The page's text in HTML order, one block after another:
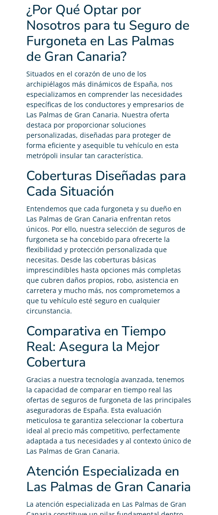
¿Por Qué Optar por
Nosotros para tu Seguro de
Furgoneta en Las Palmas
de Gran Canaria?
Situados en el corazón de uno de los
archipiélagos más dinámicos de España, nos
especializamos en comprender las necesidades
específicas de los conductores y empresarios de
Las Palmas de Gran Canaria. Nuestra oferta
destaca por proporcionar soluciones
personalizadas, diseñadas para proteger de
forma eficiente y asequible tu vehículo en esta
metrópoli insular tan característica.
Coberturas Diseñadas para
Cada Situación
Entendemos que cada furgoneta y su dueño en
Las Palmas de Gran Canaria enfrentan retos
únicos. Por ello, nuestra selección de seguros de
furgoneta se ha concebido para ofrecerte la
flexibilidad y protección personalizada que
necesitas. Desde las coberturas básicas
imprescindibles hasta opciones más completas
que cubren daños propios, robo, asistencia en
carretera y mucho más, nos comprometemos a
que tu vehículo esté seguro en cualquier
circunstancia.
Comparativa en Tiempo
Real: Asegura la Mejor
Cobertura
Gracias a nuestra tecnología avanzada, tenemos
la capacidad de comparar en tiempo real las
ofertas de seguros de furgoneta de las principales
aseguradoras de España. Esta evaluación
meticulosa te garantiza seleccionar la cobertura
ideal al precio más competitivo, perfectamente
adaptada a tus necesidades y al contexto único de
Las Palmas de Gran Canaria.
Atención Especializada en
Las Palmas de Gran Canaria
La atención especializada en Las Palmas de Gran